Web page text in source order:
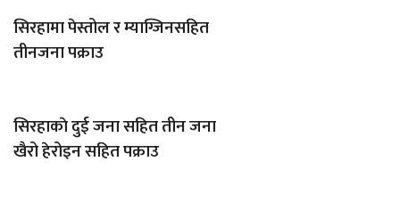
सिरहामा पेस्तोल र म्याग्जिनसहित
तीनजना पक्राउ
सिरहाकाे दुई जना सहित तीन जना
खैरो हेरोइन सहित पक्राउ